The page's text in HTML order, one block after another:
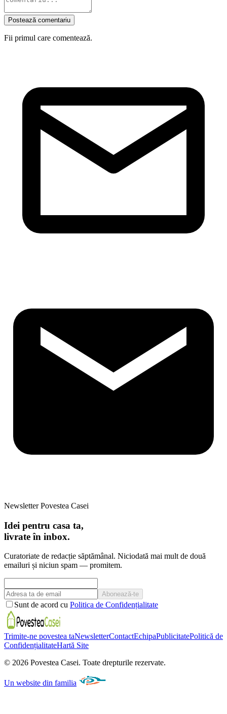
Postează comentariu
Fii primul care comentează.
Newsletter Povestea Casei
Idei pentru casa ta,
livrate în inbox.
Curatoriate de redacție săptămânal. Niciodată mai mult de două
emailuri și niciun spam — promitem.
Abonează-te
Sunt de acord cu Politica de Confidențialitate
Trimite-ne povestea taNewsletterContactEchipaPublicitatePolitică de
ConfidențialitateHartă Site
© 2026 Povestea Casei. Toate drepturile rezervate.
Un website din familia